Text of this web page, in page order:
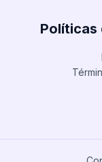
Políticas